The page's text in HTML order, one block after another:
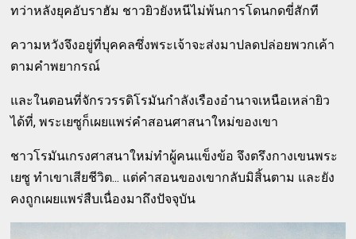
ทว่าหลังยุคอับราฮัม ชาวยิวยังหนีไม่พ้นการโดนกดขี่สักที
ความหวังจึงอยู่ที่บุคคลซึ่งพระเจ้าจะส่งมาปลดปล่อยพวกเค้า
ตามคำพยากรณ์
และในตอนที่จักรวรรดิโรมันกำลังเรืองอำนาจเหนือเหล่ายิว
ได้ที่, พระเยซูก็เผยแพร่คำสอนศาสนาใหม่ของเขา
ชาวโรมันเกรงศาสนาใหม่ทำผู้คนแข็งข้อ จึงตรึงกางเขนพระ
เยซู ทำเขาเสียชีวิต... แต่คำสอนของเขากลับมิสิ้นตาม และยัง
คงถูกเผยแพร่สืบเนื่องมาถึงปัจจุบัน